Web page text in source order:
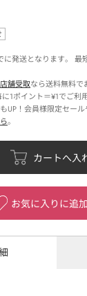
に発送となります。 最
店舗受取なら送料無料で
1ポイント＝¥1でご利
UP！会員様限定セー
。
お気に入りに追加